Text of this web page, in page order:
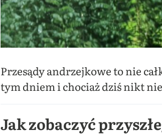
Przesądy andrzejkowe to nie
tym dniem i chociaż dziś nikt
Jak zobaczyć